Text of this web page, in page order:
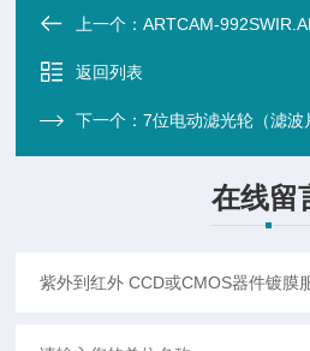
上一个：ARTCAM-992SWIR.ARTCAM-992SWIR
返回列表
下一个：7位电动滤光轮（滤波
在线留